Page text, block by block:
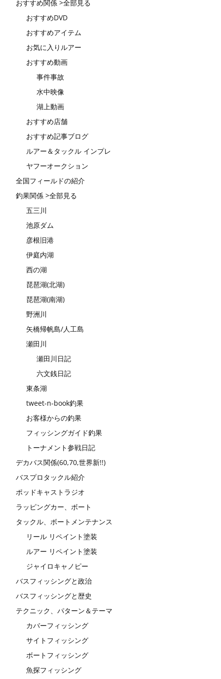
おすすめ関係 >全部見る
おすすめDVD
おすすめアイテム
お気に入りルアー
おすすめ動画
事件事故
水中映像
湖上動画
おすすめ店舗
おすすめ記事ブログ
ルアー＆タックル インプレ
ヤフーオークション
全国フィールドの紹介
釣果関係 >全部見る
五三川
池原ダム
彦根旧港
伊庭内湖
西の湖
琵琶湖(北湖)
琵琶湖(南湖)
野洲川
矢橋帰帆島/人工島
瀬田川
瀬田川日記
六文銭日記
東条湖
tweet-n-book釣果
お客様からの釣果
フィッシングガイド釣果
トーナメント参戦日記
デカバス関係(60,70,世界新!!)
バスプロタックル紹介
ポッドキャストラジオ
ラッピングカー、ボート
タックル、ボートメンテナンス
リール リペイント塗装
ルアー リペイント塗装
ジャイロキャノピー
バスフィッシングと政治
バスフィッシングと歴史
テクニック、パターン＆テーマ
カバーフィッシング
サイトフィッシング
ボートフィッシング
魚探フィッシング